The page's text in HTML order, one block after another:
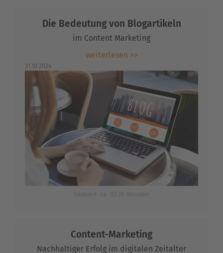
Die Bedeutung von Blogartikeln
im Content Marketing
weiterlesen >>
31.10.2024
Lesezeit: ca. 02:28 Minuten
Content-Marketing
Nachhaltiger Erfolg im digitalen Zeitalter